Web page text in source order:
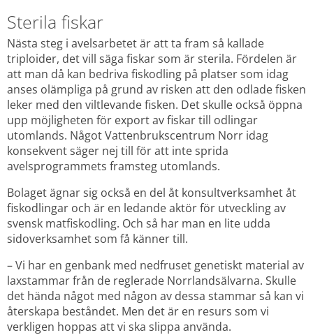
Sterila fiskar
Nästa steg i avelsarbetet är att ta fram så kallade
triploider, det vill säga fiskar som är sterila. Fördelen är
att man då kan bedriva fiskodling på platser som idag
anses olämpliga på grund av risken att den odlade fisken
leker med den viltlevande fisken. Det skulle också öppna
upp möjligheten för export av fiskar till odlingar
utomlands. Något Vattenbrukscentrum Norr idag
konsekvent säger nej till för att inte sprida
avelsprogrammets framsteg utomlands.
Bolaget ägnar sig också en del åt konsultverksamhet åt
fiskodlingar och är en ledande aktör för utveckling av
svensk matfiskodling. Och så har man en lite udda
sidoverksamhet som få känner till.
– Vi har en genbank med nedfruset genetiskt material av
laxstammar från de reglerade Norrlandsälvarna. Skulle
det hända något med någon av dessa stammar så kan vi
återskapa beståndet. Men det är en resurs som vi
verkligen hoppas att vi ska slippa använda.